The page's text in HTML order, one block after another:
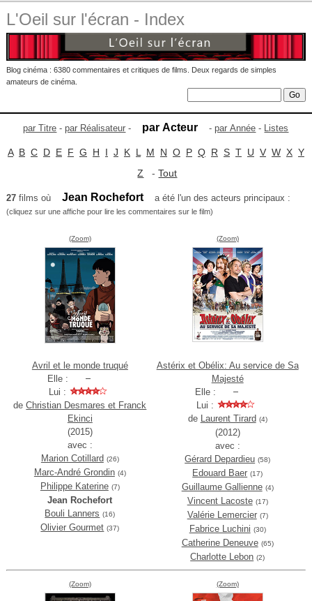
L'Oeil sur l'écran - Index
Blog cinéma : 6380 commentaires et critiques de films. Deux regards de simples
amateurs de cinéma.
par Titre -par Réalisateur - par Acteur -par Année - Listes
A B C D E F G H I J K L M N O P Q R S T U V W X Y
Z -Tout
27films où Jean Rochefort a été l'un des acteurs principaux :
(cliquez sur une affiche pour lire les commentaires sur le film)
(Zoom)
Avril et le monde truqué
Elle :
Lui :
deChristian Desmares et Franck
Ekinci
(2015)
avec :
Marion Cotillard (26)
Marc-André Grondin (4)
Philippe Katerine (7)
Jean Rochefort
Bouli Lanners (16)
Olivier Gourmet (37)
(Zoom)
Astérix et Obélix: Au service de Sa
Majesté
Elle :
Lui :
de Laurent Tirard (4)
(2012)
avec :
Gérard Depardieu (58)
Edouard Baer (17)
Guillaume Gallienne (4)
Vincent Lacoste (17)
Valérie Lemercier (7)
Fabrice Luchini (30)
Catherine Deneuve (65)
Charlotte Lebon (2)
(Zoom) (Zoom)